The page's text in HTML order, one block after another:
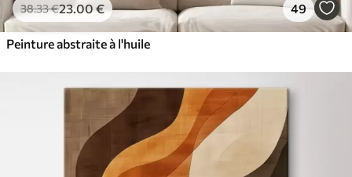
38.33€23.00€ 49
Peinture abstraite à l'huile